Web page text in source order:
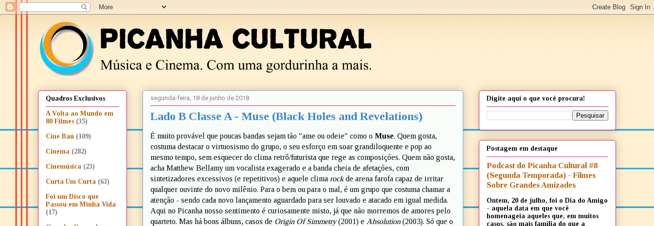
segunda-feira, 18 de junho de 2018
Lado B Classe A - Muse (Black Holes and Revelations)
É muito provável que poucas bandas sejam tão "ame ou odeie" como o Muse. Quem gosta,
costuma destacar o virtuosismo do grupo, o seu esforço em soar grandiloquente e pop ao
mesmo tempo, sem esquecer do clima retrô/futurista que rege as composições. Quem não gosta,
acha Matthew Bellamy um vocalista exagerado e a banda cheia de afetações, com
sintetizadores excessivos (e repetitivos) e aquele clima rockde arena farofa capaz de irritar
qualquer ouvinte do novo milênio. Para o bem ou para o mal, é um grupo que costuma chamar a
atenção - sendo cada novo lançamento aguardado para ser louvado e atacado em igual medida.
Aqui no Picanha nosso sentimento é curiosamente misto, já que não morremos de amores pelo
quarteto. Mas há bons álbuns, casos de Origin Of Simmetry(2001) e Absolution(2003). Só que o
Quadros Exclusivos
A Volta ao Mundo em
80 Filmes (35)
Cine Baú (109)
Cinema (282)
Cinemúsica (23)
Curta Um Curta (63)
Foi um Disco que
Passou em Minha Vida
(17)
Digite aqui o que você procura!
Postagem em destaque
Podcast do Picanha Cultural #8
(Segunda Temporada) - Filmes
Sobre Grandes Amizades
Ontem, 20 de julho, foi o Dia do Amigo
- aquela data em que você
homenageia aqueles que, em muitos
casos, são mais família do que a